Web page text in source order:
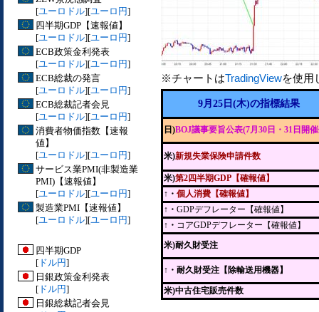
[ユーロドル][ユーロ円]
四半期GDP【速報値】
[ユーロドル][ユーロ円]
ECB政策金利発表
[ユーロドル][ユーロ円]
ECB総裁の発言
[ユーロドル][ユーロ円]
ECB総裁記者会見
[ユーロドル][ユーロ円]
消費者物価指数【速報
値】
[ユーロドル][ユーロ円]
サービス業PMI(非製造業
PMI)【速報値】
[ユーロドル][ユーロ円]
製造業PMI【速報値】
[ユーロドル][ユーロ円]
四半期GDP
[ ドル円]
日銀政策金利発表
[ ドル円]
日銀総裁記者会見
※チャートはTradingViewを使用
9月25日(木)の指標結果
日)BOJ議事要旨公表(7月30日・31日開
米)新規失業保険申請件数
米)第2四半期GDP【確報値】
↑・ 個人消費【確報値】
↑・ GDPデフレーター【確報値】
↑・ コアGDPデフレーター【確報値】
米)耐久財受注
↑ ・耐久財受注【除輸送用機器】
米)中古住宅販売件数